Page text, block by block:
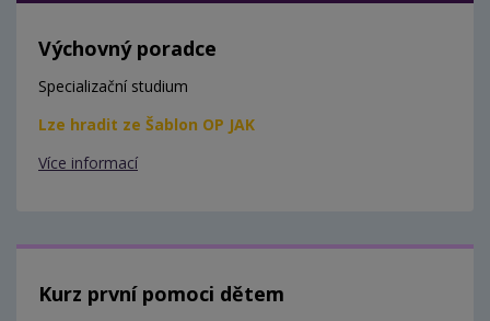
Výchovný poradce
Specializační studium
Lze hradit ze Šablon OP JAK
Více informací
Kurz první pomoci dětem